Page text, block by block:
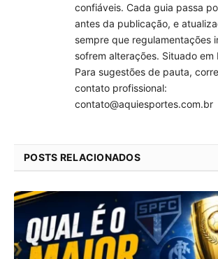
confiáveis. Cada guia passa
antes da publicação, e
sempre que regulamentações
sofrem alterações. Situado em
Para sugestões de pauta,
contato profissional:
contato@aquiesportes.com.br
POSTS RELACIONADOS